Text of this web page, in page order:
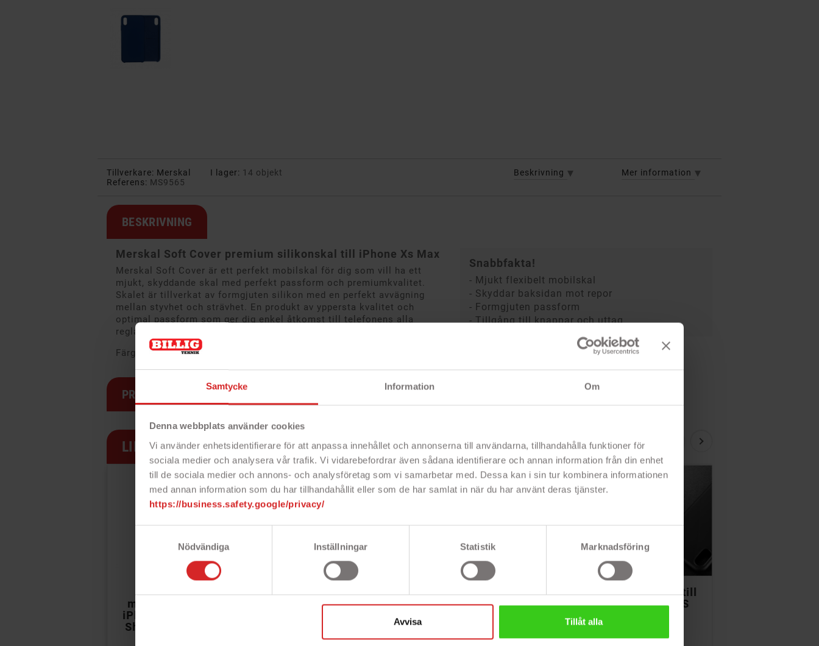
Samtycke Information Om
Denna webbplats använder cookies
Vi använder enhetsidentifierare för att anpassa innehållet och annonserna till användarna, tillhandahålla funktioner för
sociala medier och analysera vår trafik. Vi vidarebefordrar även sådana identifierare och annan information från din enhet
till de sociala medier och annons- och analysföretag som vi samarbetar med. Dessa kan i sin tur kombinera informationen
med annan information som du har tillhandahållit eller som de har samlat in när du har använt deras tjänster.
https://business.safety.google/privacy/
Nödvändiga
Inställningar Statistik Marknadsföring
Avvisa Tillåt alla
Tillverkare: Merskal
Referens: MS9565
I lager: 14 objekt Beskrivning Mer information
BESKRIVNING
Merskal Soft Cover premium silikonskal till iPhone Xs Max
Merskal Soft Cover är ett perfekt mobilskal för dig som vill ha ett
mjukt, skyddande skal med perfekt passform och premiumkvalitet.
Skalet är tillverkat av formgjuten silikon med en perfekt avvägning
mellan styvhet och strävhet. En produkt av yppersta kvalitet och
optimal passform som ger dig enkel åtkomst till telefonens alla
reglage och knappar.
Färg: Blått.
Snabbfakta!
- Mjukt flexibelt mobilskal
- Skyddar baksidan mot repor
- Formgjuten passform
- Tillgång till knappar och uttag
PRODUKTSPECIFIKATION
LIKNANDE PRODUKTER
PRISET!
Onsala
mobilskal till
iPhone XS Max
Shine Vintage
PRISET!
Champion Matte
Hard skal till
PRISET!
Onsala
mobilskal till
iPhone X / XS
Soft Black Cobra
PRISET!
Onsala
mobilskal till
iPhone X / XS
Marocco
Baseus skal till
iPhone X/XS